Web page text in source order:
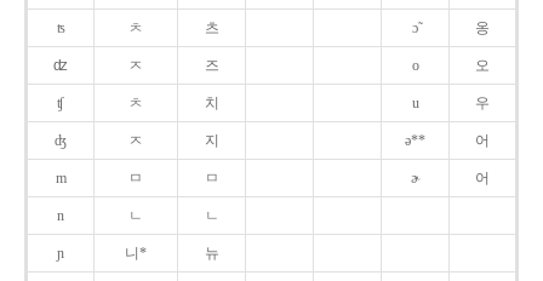
ʦ ㅊ 츠 ɔ̃ 옹
ʣ ㅈ 즈 o 오
ʧ ㅊ 치 u 우
ʤ ㅈ 지 ə** 어
m ㅁ ㅁ ɚ 어
n ㄴ ㄴ
ɲ 니* 뉴